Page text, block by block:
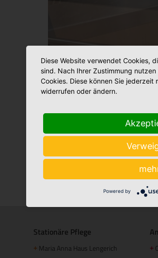
Stationäre Pflege
+ Maria Anna Haus Lengerich +
Diese Website verwendet Cookies,
sind. Nach Ihrer Zustimmung
Cookies. Diese können Sie
widerrufen oder ändern.
Powered by